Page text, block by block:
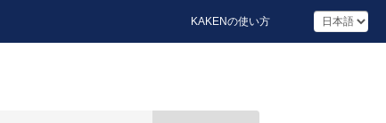
KAKENの使い方